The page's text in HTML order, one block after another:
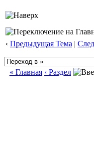
‹ Предыдущая Тема |
« Главная ‹ Раздел